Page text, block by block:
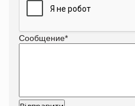
Сообщение*